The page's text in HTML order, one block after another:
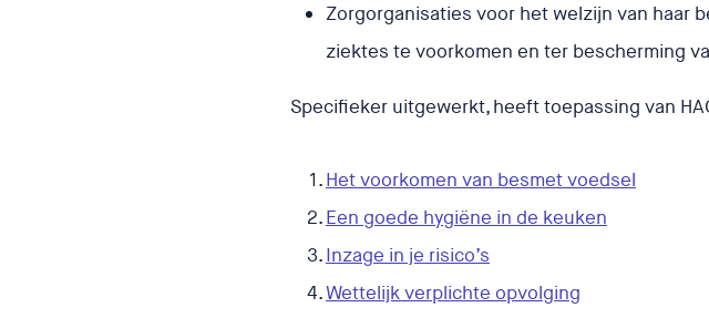
Zorgorganisaties voor het welzijn van haar
ziektes te voorkomen en ter bescherming
Specifieker uitgewerkt, heeft toepassing van
Het voorkomen van besmet voedsel
Een goede hygiëne in de keuken
Inzage in je risico’s
Wettelijk verplichte opvolging